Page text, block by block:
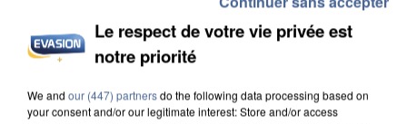
INCENDIES : L’ÎLE-DE-FRANCE LANCE UN ÉLAN
DE SOLIDARITÉ AVEC LES...
Le respect de votre vie privée est
notre priorité
We and our (447) partnersdo the following data processing based on
your consent and/or our legitimate interest: Store and/or access